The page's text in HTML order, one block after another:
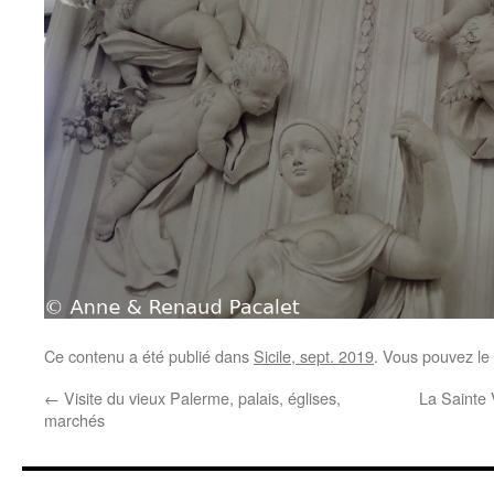
Ce contenu a été publié dans Sicile, sept. 2019. Vous pouvez
← Visite du vieux Palerme, palais, églises,
marchés
La Sainte